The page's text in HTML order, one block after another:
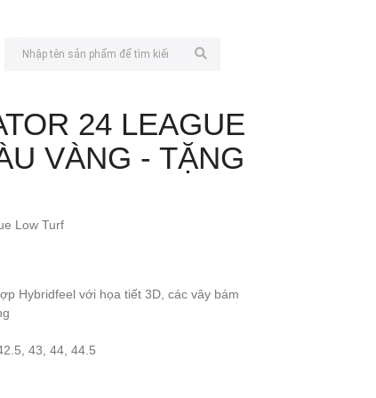
24 LEAGUE
VÀNG - TẶNG
Low Turf
Hybridfeel với họa tiết 3D, các vây bám
43, 44, 44.5